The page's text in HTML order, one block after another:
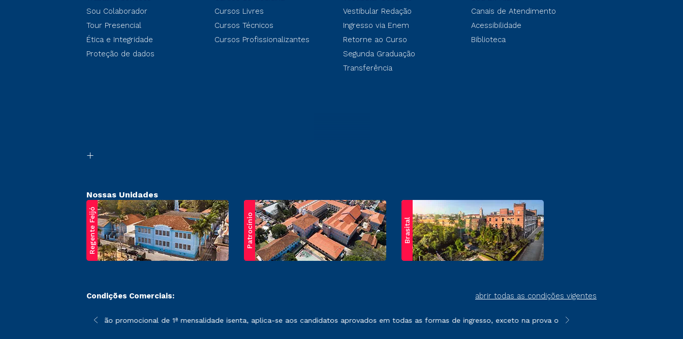
Sou Colaborador
Tour Presencial
Ética e Integridade
Proteção de dados
Cursos Livres
Cursos Técnicos
Cursos Profissionalizantes
Vestibular Redação
Ingresso via Enem
Retorne ao Curso
Segunda Graduação
Transferência
Canais de Atendimento
Acessibilidade
Biblioteca
Nossas Unidades
Regente Feijó Patrocínio Brasital
Condições Comerciais: abrir todas as condições vigentes
sofrer alterações nos períodos de rematrícula conforme exposto no contrato de prestação de serviços.
*A condição promocional de 1ª mensalidade isenta, aplica-se aos candidatos aprovados em todas as formas de ingresso, exceto na prova on-line ou agendada, que ofertam
**Semipresencial é um formato do